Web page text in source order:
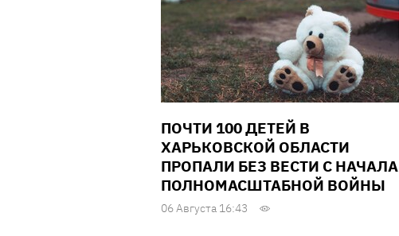
ПОЧТИ 100 ДЕТЕЙ В
ХАРЬКОВСКОЙ ОБЛАСТИ
ПРОПАЛИ БЕЗ ВЕСТИ С НАЧАЛА
ПОЛНОМАСШТАБНОЙ ВОЙНЫ
06 Августа 16:43